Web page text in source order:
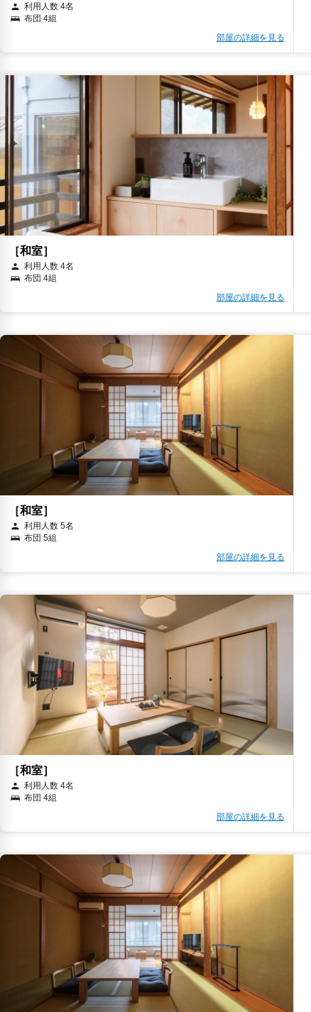
利用人数 4名
布団 4組
部屋の詳細を見る
［和室］
利用人数 4名
布団 4組
部屋の詳細を見る
［和室］
利用人数 5名
布団 5組
部屋の詳細を見る
［和室］
利用人数 4名
布団 4組
部屋の詳細を見る